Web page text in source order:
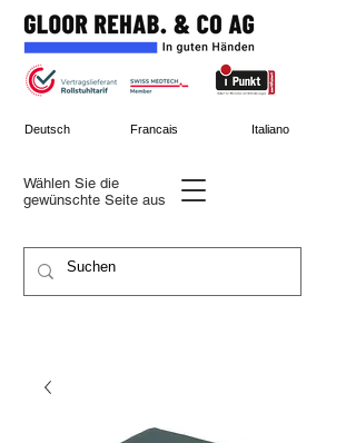
Wählen Sie die
gewünschte Seite aus
Deutsch Francais Italiano